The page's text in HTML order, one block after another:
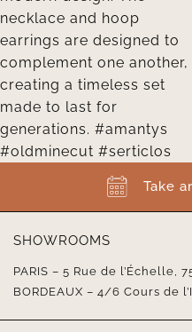
Take
SHOWROOMS
PARIS – 5 Rue de l’Échelle,
BORDEAUX – 4/6 Cours de